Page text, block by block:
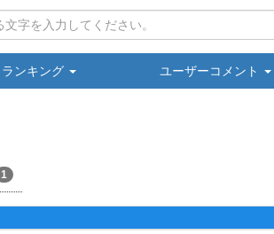
ランキング ユーザーコメント
1